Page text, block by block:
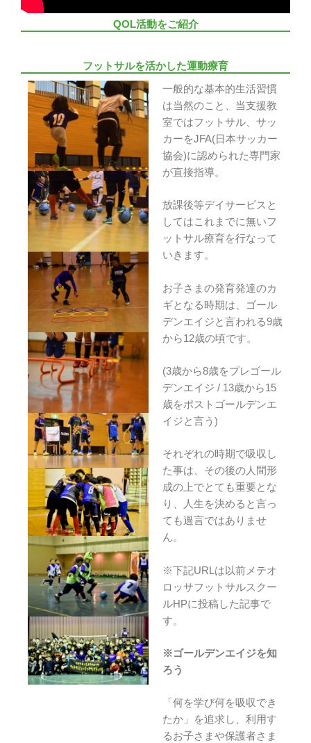
QOL活動をご紹介
フットサルを活かした運動療育
一般的な基本的生活習慣
は当然のこと、当支援教
室ではフットサル、サッ
カーをJFA(日本サッカー
協会)に認められた専門家
が直接指導。
放課後等デイサービスと
してはこれまでに無いフ
ットサル療育を行なって
いきます。
お子さまの発育発達のカ
ギとなる時期は、ゴール
デンエイジと言われる9歳
から12歳の頃です。
(3歳から8歳をプレゴール
デンエイジ / 13歳から15
歳をポストゴールデンエ
イジと言う)
それぞれの時期で吸収し
た事は、その後の人間形
成の上でとても重要とな
り、人生を決めると言っ
ても過言ではありませ
ん。
※下記URLは以前メテオ
ロッサフットサルスクー
ルHPに投稿した記事で
す。
※ゴールデンエイジを知
ろう
「何を学び何を吸収でき
たか」を追求し、利用す
るお子さまや保護者さま